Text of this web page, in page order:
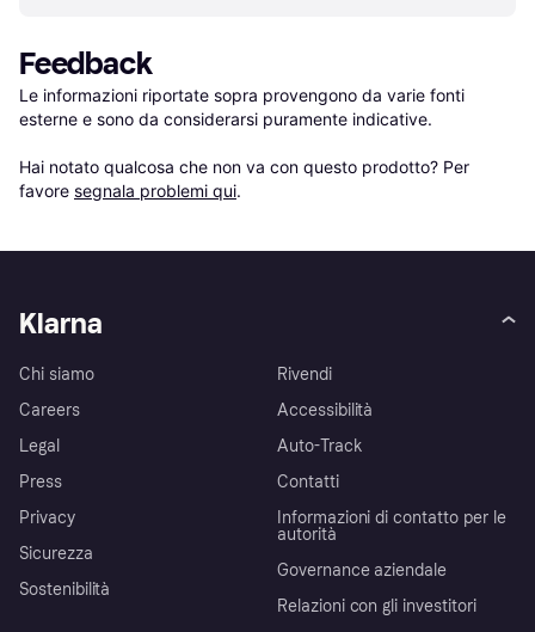
Feedback
Le informazioni riportate sopra provengono da varie fonti
esterne e sono da considerarsi puramente indicative.
Hai notato qualcosa che non va con questo prodotto? Per
favore segnala problemi qui.
Klarna
Chi siamo
Careers
Legal
Press
Privacy
Sicurezza
Sostenibilità
Rivendi
Accessibilità
Auto-Track
Contatti
Informazioni di contatto per le
autorità
Governance aziendale
Relazioni con gli investitori